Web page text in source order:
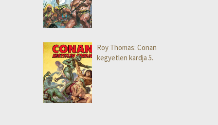
Roy Thomas: Conan
kegyetlen kardja 5.